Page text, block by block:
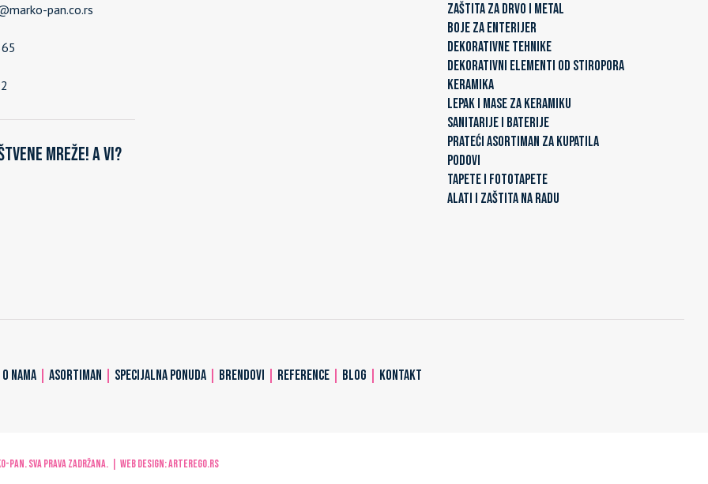
pan.co.rs
mreže! A vi?
ZAŠTITA ZA DRVO I METAL
BOJE ZA ENTERIJER
DEKORATIVNE TEHNIKE
DEKORATIVNI ELEMENTI OD STIROPORA
KERAMIKA
LEPAK I MASE ZA KERAMIKU
SANITARIJE I BATERIJE
PRATEĆI ASORTIMAN ZA KUPATILA
PODOVI
TAPETE I FOTOTAPETE
ALATI I ZAŠTITA NA RADU
O NAMA ASORTIMAN SPECIJALNA PONUDA BRENDOVI REFERENCE BLOG KONTAKT
PAN. Sva prava zadržana. | Web design:ARTerEgo.rs